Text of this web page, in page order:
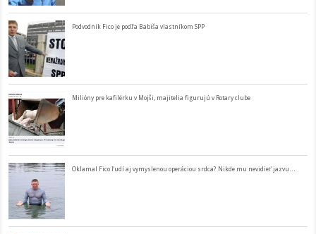
Podvodník Fico je podľa Babiša vlastníkom SPP
Milióny pre kafilérku v Mojši, majitelia figurujú v Rotary clube
Oklamal Fico ľudí aj vymyslenou operáciou srdca? Nikde mu nevidieť jazvu…